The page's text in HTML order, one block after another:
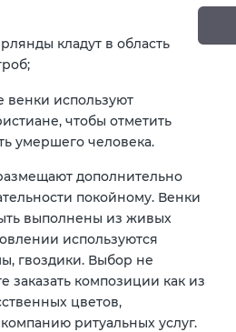
кладут в область
используют
чтобы отметить
умершего человека.
дополнительно
покойному. Венки
выполнены из живых
используются
гвоздики. Выбор не
заказать композиции как из
цветов,
ритуальных услуг.